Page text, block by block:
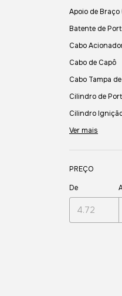
Apoio de Braço
Batente de
Cabo
Cabo de Capô
Cabo Tampa
Cilindro de
Cilindro
Ver mais
PREÇO
De